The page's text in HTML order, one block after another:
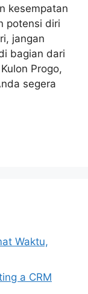
kesempatan
potensi diri
jangan
bagian dari
Progo,
segera
Waktu,
a CRM